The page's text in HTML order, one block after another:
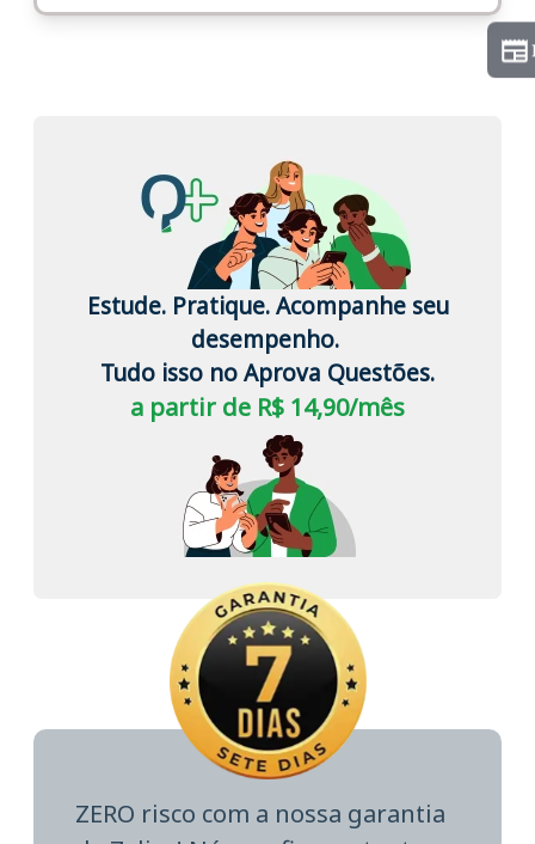
Estude. Pratique. Acompanhe seu
desempenho.
Tudo isso no Aprova Questões.
a partir de R$ 14,90/mês
ZERO risco com a nossa garantia